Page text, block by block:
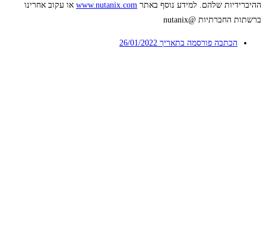
ההיברידיות שלהם. למידע נוסף באתר www.nutanix.com או עקוב אחרינו
ברשתות החברתיות @nutanix
הכתבה פורסמה בתאריך 26/01/2022